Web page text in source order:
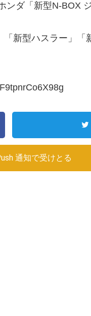
ンダ「新型N-BOX
新型ハスラー」「
通知で受けとる